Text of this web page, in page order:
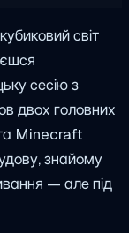
світ
сесію з
двох головних
Minecraft
знайому
— але під